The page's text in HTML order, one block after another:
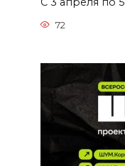
72